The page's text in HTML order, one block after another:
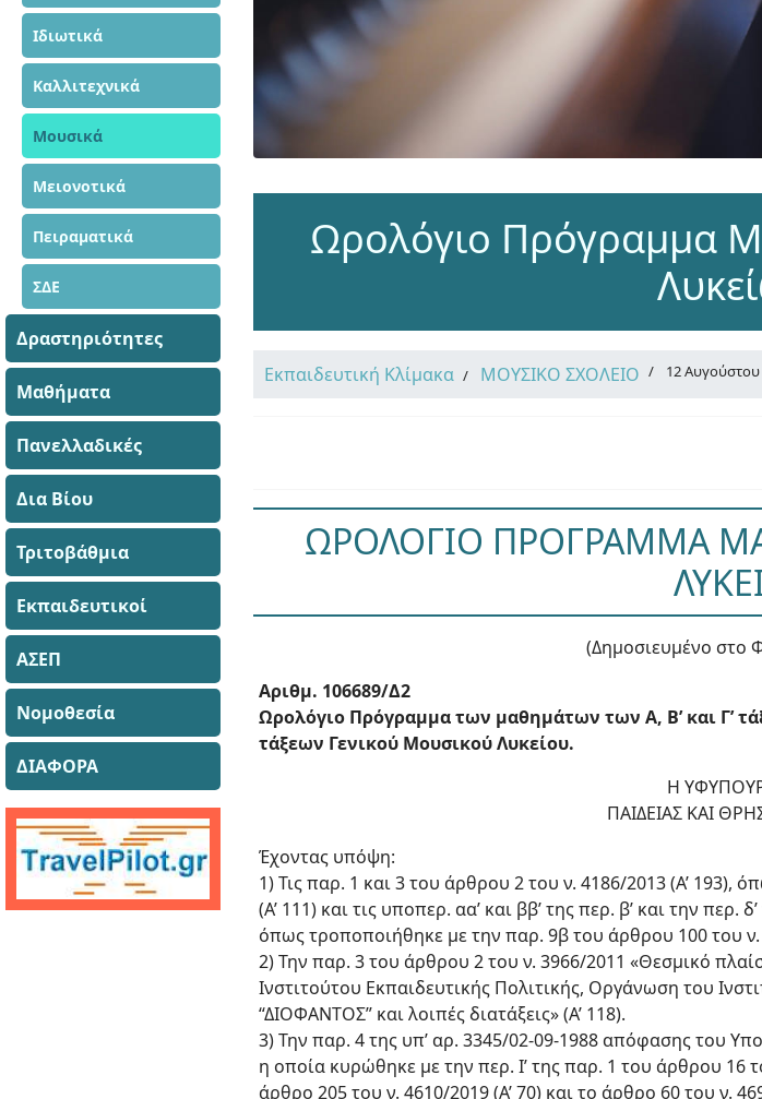
Ιδιωτικά
Καλλιτεχνικά
Μουσικά
Μειονοτικά
Πειραματικά
ΣΔΕ
Δραστηριότητες
Μαθήματα
Πανελλαδικές
Δια Βίου
Τριτοβάθμια
Εκπαιδευτικοί
ΑΣΕΠ
Νομοθεσία
ΔΙΑΦΟΡΑ
Ωρολόγιο Πρόγραμμα
Εκπαιδευτική Κλίμακα ΜΟΥΣΙΚΟ ΣΧΟΛΕΙΟ 12 Αυγούστου
ΩΡΟΛΟΓΙΟ ΠΡΟΓΡΑΜΜΑ
(Δημοσιευμένο στο
Αριθμ. 106689/Δ2
Ωρολόγιο Πρόγραμμα των μαθημάτων των Α, Β’ και Γ’
τάξεων Γενικού Μουσικού Λυκείου.
Η
ΠΑΙΔΕΙΑΣ ΚΑΙ
Έχοντας υπόψη:
1) Τις παρ. 1 και 3 του άρθρου 2 του ν. 4186/2013 (Α’ 193),
(Α’ 111) και τις υποπερ. αα’ και ββ’ της περ. β’ και την
όπως τροποποιήθηκε με την παρ. 9β του άρθρου 100 του ν.
2) Την παρ. 3 του άρθρου 2 του ν. 3966/2011 «Θεσμικό
Ινστιτούτου Εκπαιδευτικής Πολιτικής, Οργάνωση του
“ΔΙΟΦΑΝΤΟΣ” και λοιπές διατάξεις» (Α’ 118).
3) Την παρ. 4 της υπ’ αρ. 3345/02-09-1988 απόφασης του
η οποία κυρώθηκε με την περ. Ι’ της παρ. 1 του άρθρου 16
άρθρο 205 του ν. 4610/2019 (Α’ 70) και το άρθρο 60 του ν.